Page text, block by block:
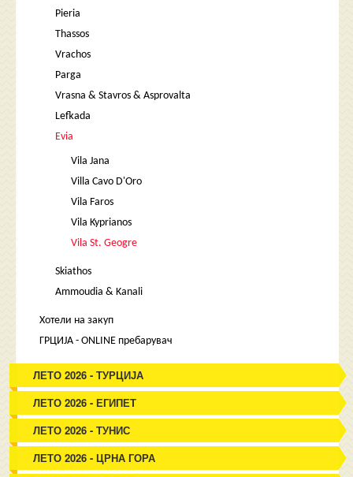
Pieria
Thassos
Vrachos
Parga
Vrasna & Stavros & Asprovalta
Lefkada
Evia
Vila Jana
Villa Cavo D'Oro
Vila Faros
Vila Kyprianos
Vila St. Geogre
Skiathos
Ammoudia & Kanali
Хотели на закуп
ГРЦИЈА - ONLINE пребарувач
ЛЕТО 2026 - ТУРЦИЈА
ЛЕТО 2026 - ЕГИПЕТ
ЛЕТО 2026 - ТУНИС
ЛЕТО 2026 - ЦРНА ГОРА